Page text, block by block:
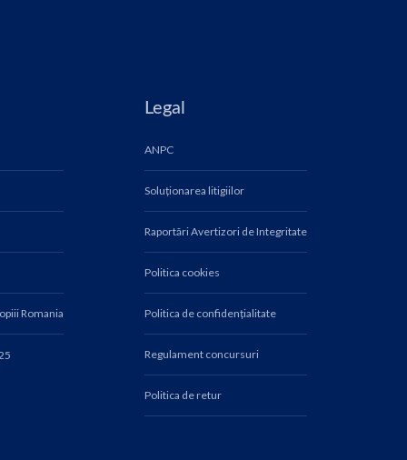
Romania
Legal
ANPC
Soluționarea litigiilor
Raportări Avertizori de Integritate
Politica cookies
Politica de confidențialitate
Regulament concursuri
Politica de retur